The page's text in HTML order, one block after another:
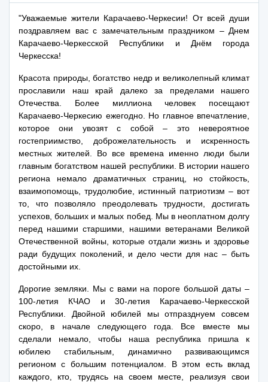
"Уважаемые жители Карачаево-Черкесии! От всей души
поздравляем вас с замечательным праздником – Днем
Карачаево-Черкесской Республики и Днём города
Черкесска!
Красота природы, богатство недр и великолепный климат
прославили наш край далеко за пределами нашего
Отечества. Более миллиона человек посещают
Карачаево-Черкесию ежегодно. Но главное впечатление,
которое они увозят с собой – это невероятное
гостеприимство, доброжелательность и искренность
местных жителей. Во все времена именно люди были
главным богатством нашей республики. В истории нашего
региона немало драматичных страниц, но стойкость,
взаимопомощь, трудолюбие, истинный патриотизм – вот
то, что позволяло преодолевать трудности, достигать
успехов, больших и малых побед. Мы в неоплатном долгу
перед нашими старшими, нашими ветеранами Великой
Отечественной войны, которые отдали жизнь и здоровье
ради будущих поколений, и дело чести для нас – быть
достойными их.
Дорогие земляки. Мы с вами на пороге большой даты –
100-летия КЧАО и 30-летия Карачаево-Черкесской
Республики. Двойной юбилей мы отпразднуем совсем
скоро, в начале следующего года. Все вместе мы
сделали немало, чтобы наша республика пришла к
юбилею стабильным, динамично развивающимся
регионом с большим потенциалом. В этом есть вклад
каждого, кто, трудясь на своем месте, реализуя свои